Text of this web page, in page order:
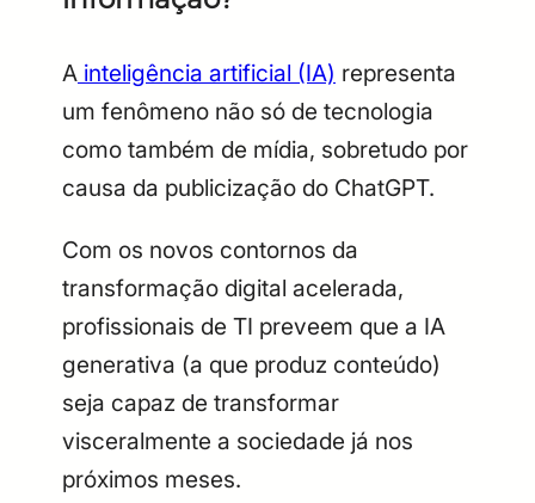
A inteligência artificial (IA) representa
um fenômeno não só de tecnologia
como também de mídia, sobretudo por
causa da publicização do ChatGPT.
Com os novos contornos da
transformação digital acelerada,
profissionais de TI preveem que a IA
generativa (a que produz conteúdo)
seja capaz de transformar
visceralmente a sociedade já nos
próximos meses.